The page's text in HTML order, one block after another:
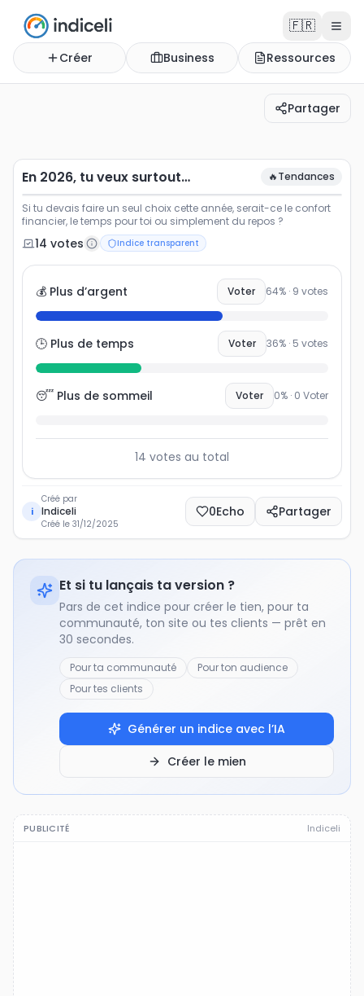
🇫🇷
Créer Business Ressources
Partager
En 2026, tu veux surtout…
Si tu devais faire un seul choix cette année, serait-ce
En 2026, tu veux surtout… 🔥Tendances
Si tu devais faire un seul choix cette année, serait-ce le confort
financier, le temps pour toi ou simplement du repos ?
14 votes Indice transparent
💰 Plus d’argent Voter 64% · 9 votes
🕒 Plus de temps Voter 36% · 5 votes
😴 Plus de sommeil Voter 0% · 0 Voter
14 votes au total
i
Créé par
Indiceli
Créé le 31/12/2025
0Echo Partager
Et si tu lançais ta version ?
Pars de cet indice pour créer le tien, pour ta
communauté, ton site ou tes clients — prêt en
30 secondes.
Pour ta communauté
Pour ton audience
Pour tes clients
Générer un indice avec l’IA
Créer le mien
PUBLICITÉ Indiceli